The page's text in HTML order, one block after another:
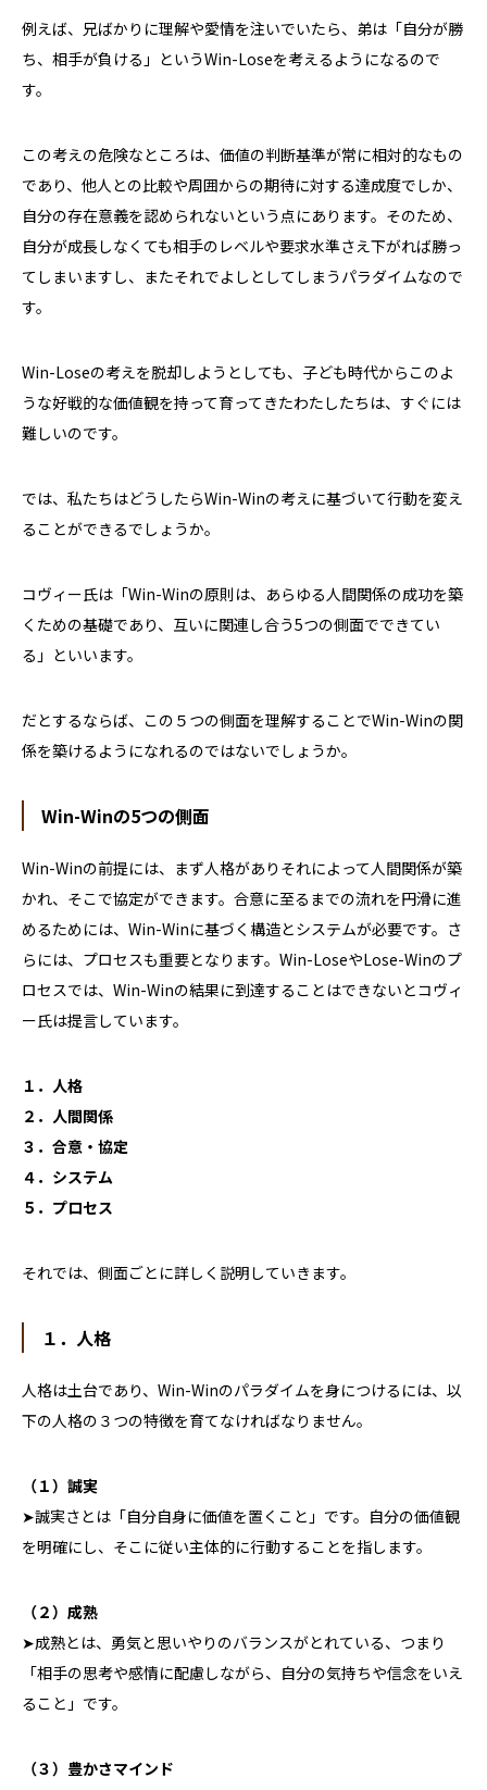
例えば、兄ばかりに理解や愛情を注いでいたら、弟は「自分が勝
ち、相手が負ける」というWin-Loseを考えるようになるので
す。
この考えの危険なところは、価値の判断基準が常に相対的なもの
であり、他人との比較や周囲からの期待に対する達成度でしか、
自分の存在意義を認められないという点にあります。そのため、
自分が成長しなくても相手のレベルや要求水準さえ下がれば勝っ
てしまいますし、またそれでよしとしてしまうパラダイムなので
す。
Win-Loseの考えを脱却しようとしても、子ども時代からこのよ
うな好戦的な価値観を持って育ってきたわたしたちは、すぐには
難しいのです。
では、私たちはどうしたらWin-Winの考えに基づいて行動を変え
ることができるでしょうか。
コヴィー氏は「Win-Winの原則は、あらゆる人間関係の成功を築
くための基礎であり、互いに関連し合う5つの側面でできてい
る」といいます。
だとするならば、この５つの側面を理解することでWin-Winの関
係を築けるようになれるのではないでしょうか。
Win-Winの5つの側面
Win-Winの前提には、まず人格がありそれによって人間関係が築
かれ、そこで協定ができます。合意に至るまでの流れを円滑に進
めるためには、 Win-Winに基づく構造とシステムが必要です。さ
らには、プロセスも重要となります。 Win-LoseやLose-Winのプ
ロセスでは、 Win-Winの結果に到達することはできないとコヴィ
ー氏は提言しています。
１．人格
２．人間関係
３．合意・協定
４．システム
５．プロセス
それでは、側面ごとに詳しく説明していきます。
１．人格
人格は土台であり、 Win-Winのパラダイムを身につけるには、以
下の人格の３つの特徴を育てなければなりません。
（１）誠実
➤誠実さとは「自分自身に価値を置くこと」です。自分の価値観
を明確にし、そこに従い主体的に行動することを指します。
（２）成熟
➤成熟とは、勇気と思いやりのバランスがとれている、つまり
「相手の思考や感情に配慮しながら、自分の気持ちや信念をいえ
ること」です。
（３）豊かさマインド